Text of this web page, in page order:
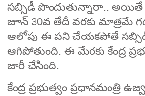
సబ్సిడీ పొందుతున్నారా.. అయితే
జూన్ 30వ తేదీ వరకు మాత్రమే
ఆలోపు ఈ పని చేయకపోతే
ఆగిపోతుంది. ఈ మేరకు కేంద్ర
జారీ చేసింది.
కేంద్ర ప్రభుత్వం ప్రధానమంత్రి